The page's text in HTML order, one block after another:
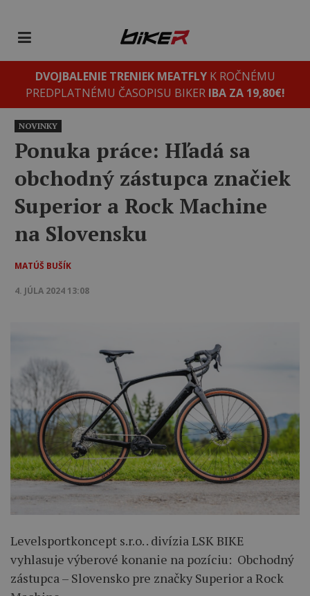
DVOJBALENIE TRENIEK MEATFLYK ROČNÉMU
PREDPLATNÉMU ČASOPISU BIKER IBA ZA 19,80€!
NOVINKY
Ponuka práce: Hľadá sa
obchodný zástupca značiek
Superior a Rock Machine
na Slovensku
MATÚŠ BUŠÍK
4. JÚLA 2024 13:08
Levelsportkoncept s.r.o. . divízia LSK BIKE
vyhlasuje výberové konanie na pozíciu: Obchodný
zástupca – Slovensko pre značky Superior a Rock